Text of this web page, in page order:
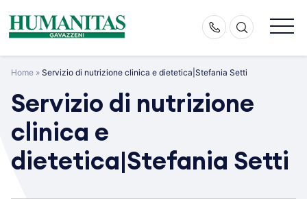
content
Home » Servizio di nutrizione clinica e dietetica|Stefania Setti
Servizio di nutrizione
clinica e
dietetica|Stefania Setti